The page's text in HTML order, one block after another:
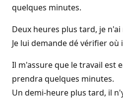
quelques minutes.
Deux heures plus tard, je
Je lui demande dé vérifier où
Il m'assure que le travail est
prendra quelques minutes.
Un demi-heure plus tard, il